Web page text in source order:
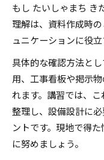
もし たいしゃまち き
理解は、資料作成時
ュニケーションに役立
具体的な確認方法と
用、工事看板や掲示
れます。講習では、
整理し、設備設計に
ントです。現地で得
に努めましょう。